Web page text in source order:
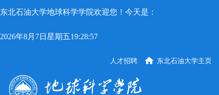
东北石油大学地球科学学院欢迎您！今天是：
2026年8月7日星期五19:28:58
东北石油大学主页
人才招聘